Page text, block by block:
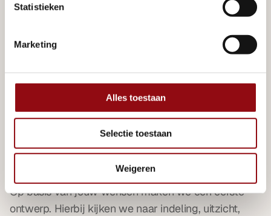
Statistieken
Marketing
Alles toestaan
Selectie toestaan
Weigeren
geen alledaagse beslissing. Daarom hebben we een
1. Kennismaking en wensen
We bespreken je plannen, locatie en budget. Ook
denken we mee over verhuurmogelijkheden,
gebruik in de winter en eventuele uitbreidingsopties
2. Ontwerp en maatwerk
Op basis van jouw wensen maken we een eerste
ontwerp. Hierbij kijken we naar indeling, uitzicht,